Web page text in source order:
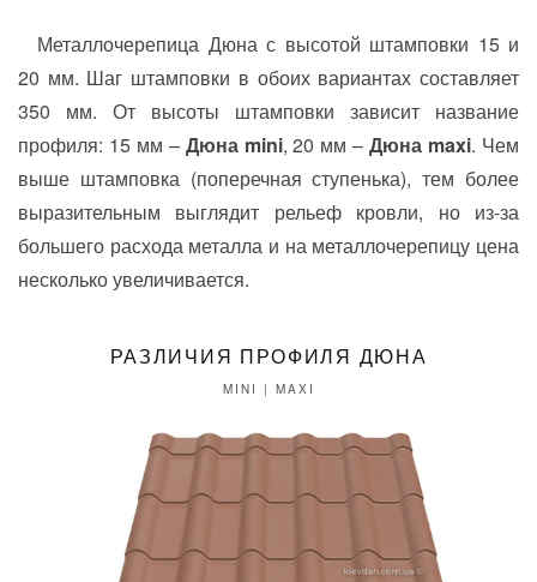
Металлочерепица Дюна с высотой штамповки 15 и
20 мм. Шаг штамповки в обоих вариантах составляет
350 мм. От высоты штамповки зависит название
профиля: 15 мм – Дюна mini, 20 мм –Дюна maxi. Чем
выше штамповка (поперечная ступенька), тем более
выразительным выглядит рельеф кровли, но из-за
большего расхода металла и на металлочерепицу цена
несколько увеличивается.
РАЗЛИЧИЯ ПРОФИЛЯ ДЮНА
MINI | MAXI